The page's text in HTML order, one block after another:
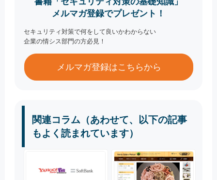
メルマガ登録でプレゼント！
セキュリティ対策で何をして良いかわからない
企業の情シス部門の方必見！
メルマガ登録はこちらから
関連コラム（あわせて、以下の記事
もよく読まれています）